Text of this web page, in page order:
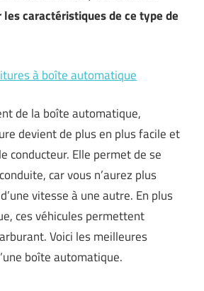
caractéristiques de ce type de
à boîte automatique
de la boîte automatique,
devient de plus en plus facile et
conducteur. Elle permet de se
car vous n’aurez plus
vitesse à une autre. En plus
ces véhicules permettent
Voici les meilleures
boîte automatique.